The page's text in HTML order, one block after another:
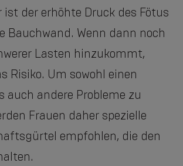
ist der erhöhte Druck des Fötus
Bauchwand. Wenn dann noch
Lasten hinzukommt,
Risiko. Um sowohl einen
auch andere Probleme zu
Frauen daher spezielle
empfohlen, die den